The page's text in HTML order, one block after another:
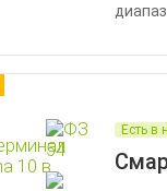
Есть в